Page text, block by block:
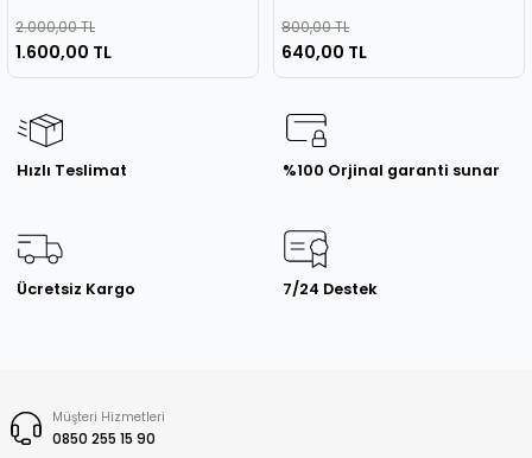
2.000,00 TL
1.600,00 TL
800,00 TL
640,00 TL
Hızlı Teslimat %100 Orjinal garanti sunar
Ücretsiz Kargo 7/24 Destek
Müşteri Hizmetleri
0850 255 15 90